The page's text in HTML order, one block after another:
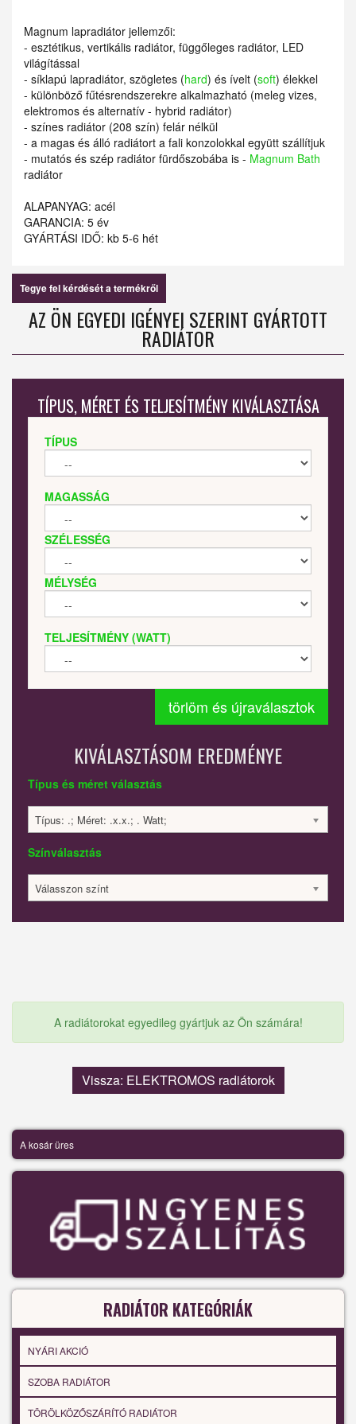
Magnum lapradiátor jellemzői:
- esztétikus, vertikális radiátor, függőleges radiátor, LED
világítással
- síklapú lapradiátor, szögletes (hard) és ívelt (soft) élekkel
- különböző fűtésrendszerekre alkalmazható (meleg vizes,
elektromos és alternatív - hybrid radiátor)
- színes radiátor (208 szín) felár nélkül
- a magas és álló radiátort a fali konzolokkal együtt szállítjuk
- mutatós és szép radiátor fürdőszobába is - Magnum Bath
radiátor
ALAPANYAG: acél
GARANCIA: 5 év
GYÁRTÁSI IDŐ: kb 5-6 hét
Tegye fel kérdését a termékről
AZ ÖN EGYEDI IGÉNYEI SZERINT GYÁRTOTT
RADIÁTOR
TÍPUS, MÉRET ÉS TELJESÍTMÉNY KIVÁLASZTÁSA
TÍPUS
MAGASSÁG
SZÉLESSÉG
MÉLYSÉG
TELJESÍTMÉNY (WATT)
törlöm és újraválasztok
KIVÁLASZTÁSOM EREDMÉNYE
Típus és méret választás
Típus: .; Méret: .x.x.; . Watt;
Színválasztás
Válasszon színt
A radiátorokat egyedileg gyártjuk az Ön számára!
Vissza: ELEKTROMOS radiátorok
A kosár üres
RADIÁTOR KATEGÓRIÁK
NYÁRI AKCIÓ
SZOBA RADIÁTOR
TÖRÖLKÖZŐSZÁRÍTÓ RADIÁTOR